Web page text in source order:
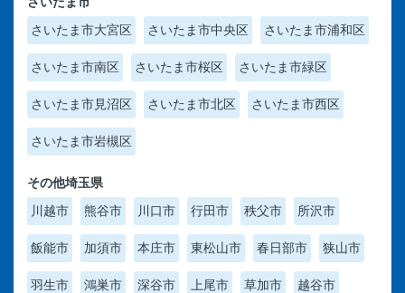
さいたま市大宮区
さいたま市中央区 さいたま市浦和区
さいたま市南区 さいたま市桜区 さいたま市緑区
さいたま市見沼区 さいたま市北区 さいたま市西区
さいたま市岩槻区
その他埼玉県
川越市
熊谷市 川口市 行田市 秩父市 所沢市
飯能市 加須市 本庄市 東松山市 春日部市 狭山市
羽生市 鴻巣市 深谷市 上尾市 草加市 越谷市